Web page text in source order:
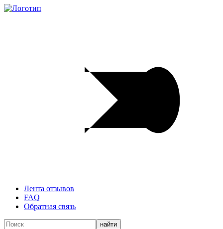
Лента отзывов
FAQ
Обратная связь